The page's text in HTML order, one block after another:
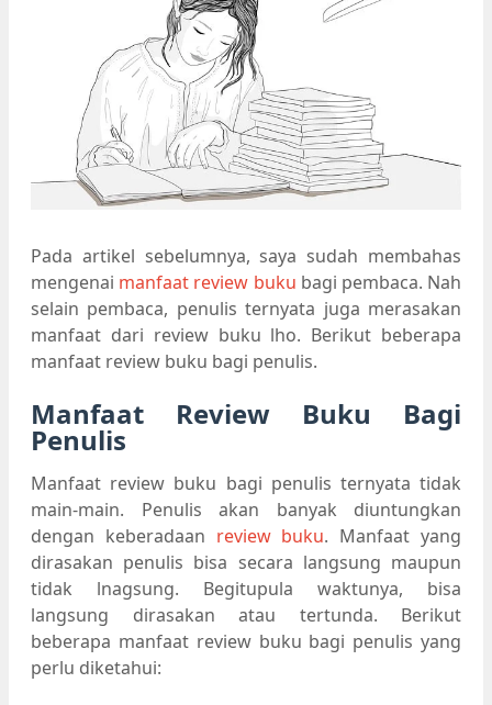
Pada artikel sebelumnya, saya sudah membahas
mengenai manfaat review buku bagi pembaca. Nah
selain pembaca, penulis ternyata juga merasakan
manfaat dari review buku lho. Berikut beberapa
manfaat review buku bagi penulis.
Manfaat Review Buku Bagi
Penulis
Manfaat review buku bagi penulis ternyata tidak
main-main. Penulis akan banyak diuntungkan
dengan keberadaan review buku. Manfaat yang
dirasakan penulis bisa secara langsung maupun
tidak lnagsung. Begitupula waktunya, bisa
langsung dirasakan atau tertunda. Berikut
beberapa manfaat review buku bagi penulis yang
perlu diketahui: